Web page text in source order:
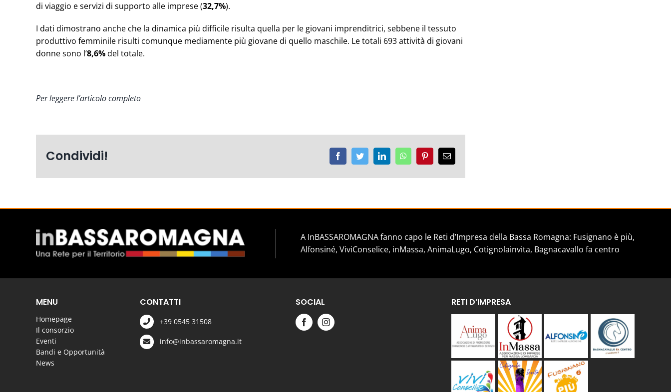
di viaggio e servizi di supporto alle imprese (32,7%).
I dati dimostrano anche che la dinamica più difficile risulta quella per le giovani imprenditrici, sebbene il tessuto
produttivo femminile risulti comunque mediamente più giovane di quello maschile. Le totali 693 attività di giovani
donne sono l’8,6%del totale.
Per leggere l’articolo completo
Condividi! FacebookTwitterLinkedInWhatsAppPinterestEmail
A InBASSAROMAGNA fanno capo le Reti d’Impresa della Bassa Romagna: Fusignano è più,
Alfonsiné, ViviConselice, inMassa, AnimaLugo, Cotignolainvita, Bagnacavallo fa centro
MENU
Homepage
Il consorzio
Eventi
Bandi e Opportunità
News
CONTATTI
+39 0545 31508
info@inbassaromagna.it
SOCIAL RETI D’IMPRESA